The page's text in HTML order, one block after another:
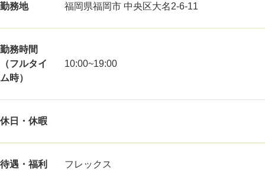
勤務地 福岡県福岡市 中央区大名2-6-11
勤務時間
（フルタイ
ム時）
10:00~19:00
休日・休暇
待遇・福利
フレックス